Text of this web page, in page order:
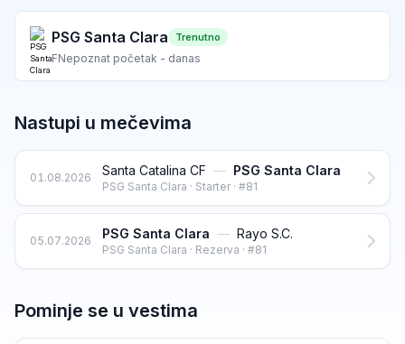
PSG Santa Clara Trenutno
FNepoznat početak - danas
Nastupi u mečevima
01.08.2026 Santa Catalina CF — PSG Santa Clara
PSG Santa Clara · Starter · #81
05.07.2026 PSG Santa Clara — Rayo S.C.
PSG Santa Clara · Rezerva · #81
Pominje se u vestima